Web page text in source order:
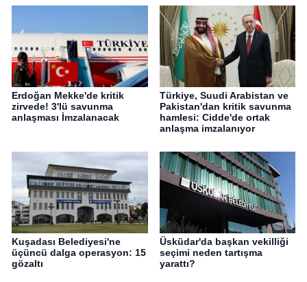
Erdoğan Mekke'de kritik
zirvede! 3'lü savunma
anlaşması İmzalanacak
Türkiye, Suudi Arabistan ve
Pakistan'dan kritik savunma
hamlesi: Cidde'de ortak
anlaşma imzalanıyor
Kuşadası Belediyesi'ne
üçüncü dalga operasyon: 15
gözaltı
Üsküdar'da başkan vekilliği
seçimi neden tartışma
yarattı?